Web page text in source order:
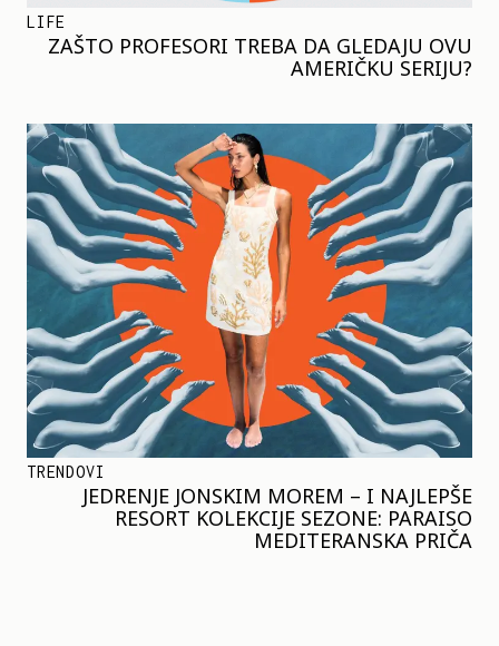
LIFE
ZAŠTO PROFESORI TREBA DA GLEDAJU OVU
AMERIČKU SERIJU?
TRENDOVI
JEDRENJE JONSKIM MOREM – I NAJLEPŠE
RESORT KOLEKCIJE SEZONE: PARAISO
MEDITERANSKA PRIČA